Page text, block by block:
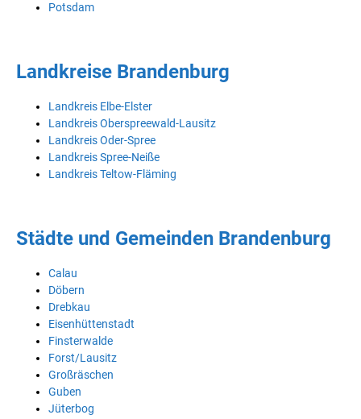
Potsdam
Landkreise Brandenburg
Landkreis Elbe-Elster
Landkreis Oberspreewald-Lausitz
Landkreis Oder-Spree
Landkreis Spree-Neiße
Landkreis Teltow-Fläming
Städte und Gemeinden Brandenburg
Calau
Döbern
Drebkau
Eisenhüttenstadt
Finsterwalde
Forst/Lausitz
Großräschen
Guben
Jüterbog